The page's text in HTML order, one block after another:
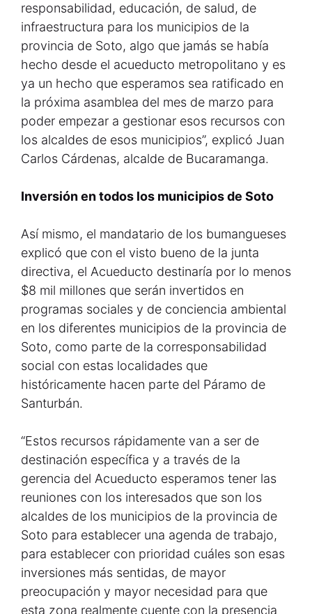
responsabilidad, educación, de salud, de
infraestructura para los municipios de la
provincia de Soto, algo que jamás se había
hecho desde el acueducto metropolitano y es
ya un hecho que esperamos sea ratificado en
la próxima asamblea del mes de marzo para
poder empezar a gestionar esos recursos con
los alcaldes de esos municipios”, explicó Juan
Carlos Cárdenas, alcalde de Bucaramanga.
Inversión en todos los municipios de Soto
Así mismo, el mandatario de los bumangueses
explicó que con el visto bueno de la junta
directiva, el Acueducto destinaría por lo menos
$8 mil millones que serán invertidos en
programas sociales y de conciencia ambiental
en los diferentes municipios de la provincia de
Soto, como parte de la corresponsabilidad
social con estas localidades que
históricamente hacen parte del Páramo de
Santurbán.
“Estos recursos rápidamente van a ser de
destinación específica y a través de la
gerencia del Acueducto esperamos tener las
reuniones con los interesados que son los
alcaldes de los municipios de la provincia de
Soto para establecer una agenda de trabajo,
para establecer con prioridad cuáles son esas
inversiones más sentidas, de mayor
preocupación y mayor necesidad para que
esta zona realmente cuente con la presencia